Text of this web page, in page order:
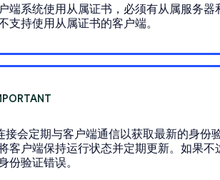
端系统使用从属证书，必须有从属服务器
支持使用从属证书的客户端。
接会定期与客户端通信以获取最新的身份
客户端保持运行状态并定期更新。如果不
份验证错误。